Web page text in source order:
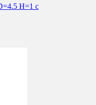
H=1 с